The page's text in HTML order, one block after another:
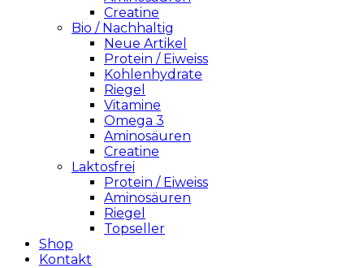
Creatine
Bio / Nachhaltig
Neue Artikel
Protein / Eiweiss
Kohlenhydrate
Riegel
Vitamine
Omega 3
Aminosäuren
Creatine
Laktosfrei
Protein / Eiweiss
Aminosäuren
Riegel
Topseller
Shop
Kontakt